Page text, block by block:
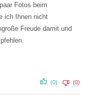
Fotos beim
ich Ihnen nicht
Freude damit und
(0) (0)